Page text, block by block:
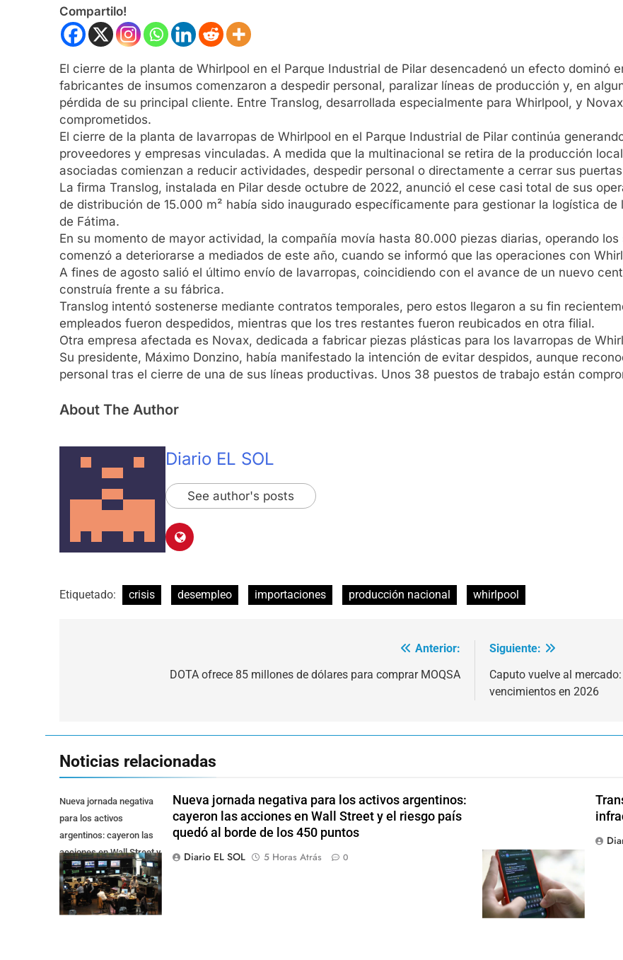
Compartilo!
El cierre de la planta de Whirlpool en el Parque Industrial de Pilar desencadenó un efecto dominó
fabricantes de insumos comenzaron a despedir personal, paralizar líneas de producción y, en
pérdida de su principal cliente. Entre Translog, desarrollada especialmente para Whirlpool, y
comprometidos.
El cierre de la planta de lavarropas de Whirlpool en el Parque Industrial de Pilar continúa
proveedores y empresas vinculadas. A medida que la multinacional se retira de la producción
asociadas comienzan a reducir actividades, despedir personal o directamente a cerrar sus
La firma Translog, instalada en Pilar desde octubre de 2022, anunció el cese casi total de sus
de distribución de 15.000 m² había sido inaugurado específicamente para gestionar la logística
de Fátima.
En su momento de mayor actividad, la compañía movía hasta 80.000 piezas diarias, operando
comenzó a deteriorarse a mediados de este año, cuando se informó que las operaciones con
A fines de agosto salió el último envío de lavarropas, coincidiendo con el avance de un nuevo
construía frente a su fábrica.
Translog intentó sostenerse mediante contratos temporales, pero estos llegaron a su fin
empleados fueron despedidos, mientras que los tres restantes fueron reubicados en otra filial.
Otra empresa afectada es Novax, dedicada a fabricar piezas plásticas para los lavarropas de
Su presidente, Máximo Donzino, había manifestado la intención de evitar despidos, aunque
personal tras el cierre de una de sus líneas productivas. Unos 38 puestos de trabajo están
About The Author
Diario EL SOL
See author's posts
Etiquetado: crisis desempleo importaciones producción nacional whirlpool
Anterior:
DOTA ofrece 85 millones de dólares para comprar MOQSA
Siguiente:
Caputo vuelve al
vencimientos en 2026
Noticias relacionadas
Nueva jornada negativa
para los activos
argentinos: cayeron las
acciones en Wall Street y
el riesgo país quedó al
borde de los 450 punt
Nueva jornada negativa para los activos argentinos:
cayeron las acciones en Wall Street y el riesgo país
quedó al borde de los 450 puntos
Diario EL SOL
5 Horas Atrás 0